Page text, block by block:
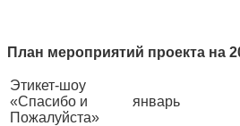
План мероприятий проекта на
Этикет-шоу
«Спасибо и
Пожалуйста»
январь